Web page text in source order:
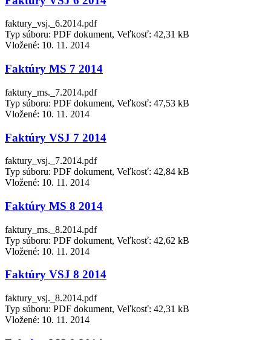
faktury_vsj._6.2014.pdf
Typ súboru: PDF dokument, Veľkosť: 42,31 kB
Vložené: 10. 11. 2014
Faktúry MS 7 2014
faktury_ms._7.2014.pdf
Typ súboru: PDF dokument, Veľkosť: 47,53 kB
Vložené: 10. 11. 2014
Faktúry VSJ 7 2014
faktury_vsj._7.2014.pdf
Typ súboru: PDF dokument, Veľkosť: 42,84 kB
Vložené: 10. 11. 2014
Faktúry MS 8 2014
faktury_ms._8.2014.pdf
Typ súboru: PDF dokument, Veľkosť: 42,62 kB
Vložené: 10. 11. 2014
Faktúry VSJ 8 2014
faktury_vsj._8.2014.pdf
Typ súboru: PDF dokument, Veľkosť: 42,31 kB
Vložené: 10. 11. 2014